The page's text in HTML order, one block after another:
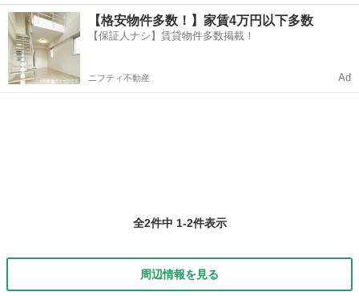
なお寺の本堂で、インドの古典的なヨガをお伝えしています。 しっか
り動いて、クラス後は爽快！ 若い方からお年寄りまでどなたでも歓迎
します。 運...
島根 出雲市 布崎駅 ヨガ お寺
【格安物件多数！】家賃4万円以下多数
【保証人ナシ】賃貸物件多数掲載！
ニフティ不動産 Ad
全2件中 1-2件表示
周辺情報を見る